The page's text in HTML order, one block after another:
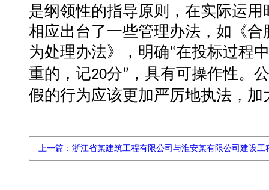
是纲领性的指导原则，在实际运
相应出台了一些管理办法，如《
为处理办法》，明确“在投标过程
重的，记20分” ，具有可操作性。
假的行为应该更加严厉地执法，加
上一篇：浙江省某建筑工程有限公司与淮安某有限公司建设